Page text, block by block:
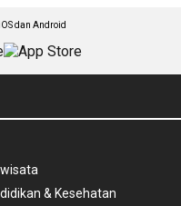
dan Android
& Kesehatan